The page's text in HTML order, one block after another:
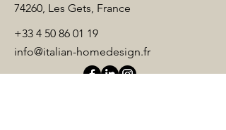
74260, Les Gets, France
+33 4 50 86 01 19
info@italian-homedesign.fr